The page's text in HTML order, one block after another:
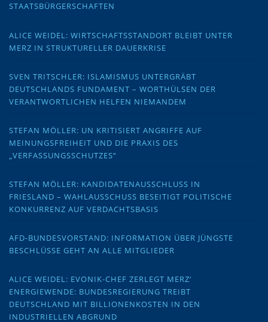
STAATSBÜRGERSCHAFTEN
ALICE WEIDEL: WIRTSCHAFTSSTANDORT BLEIBT UNTER
MERZ IN STRUKTURELLER DAUERKRISE
SVEN TRITSCHLER: ISLAMISMUS UNTERGRÄBT
DEUTSCHLANDS FUNDAMENT – WORTHÜLSEN DER
VERANTWORTLICHEN HELFEN NIEMANDEM
STEFAN MÖLLER: UN KRITISIERT ANGRIFFE AUF
MEINUNGSFREIHEIT UND DIE PRAXIS DES
„VERFASSUNGSSCHUTZES“
STEFAN MÖLLER: KANDIDATENAUSSCHLUSS IN
FRIESLAND – WAHLAUSSCHUSS BESEITIGT POLITISCHE
KONKURRENZ AUF VERDACHTSBASIS
AFD-BUNDESVORSTAND: INFORMATION ÜBER JÜNGSTE
BESCHLÜSSE GEHT AN ALLE MITGLIEDER
ALICE WEIDEL: EVONIK-CHEF ZERLEGT MERZ‘
ENERGIEWENDE: BUNDESREGIERUNG TREIBT
DEUTSCHLAND MIT BILLIONENKOSTEN IN DEN
INDUSTRIELLEN ABGRUND